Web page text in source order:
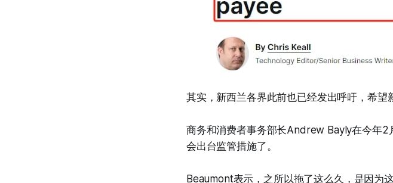
其实，新西兰各界此前也已经发出呼吁，希望
商务和消费者事务部长Andrew Bayly在今年2
会出台监管措施了。
Beaumont表示，之所以拖了这么久，是因为